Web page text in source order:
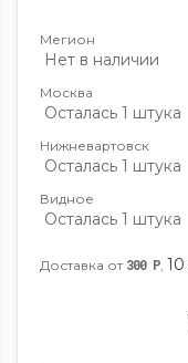
Мегион
Нет в наличии
Москва
Осталась 1 штука
Нижневартовск
Осталась 1 штука
Видное
Осталась 1 штука
Доставка от 300 Р, 10